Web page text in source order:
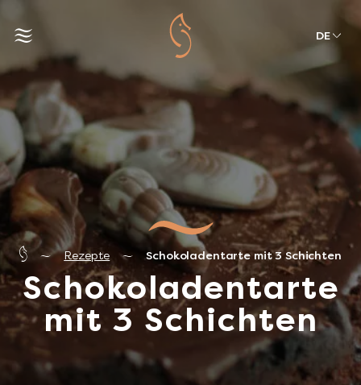
DE
Rezepte Schokoladentarte mit 3 Schichten
Schokoladentarte
mit 3 Schichten